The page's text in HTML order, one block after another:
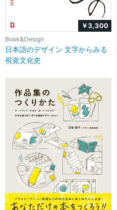
￥3,300
Book&Design
日本語のデザイン 文字からみる
視覚文化史